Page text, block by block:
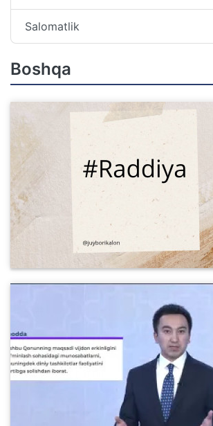
Salomatlik
Boshqa